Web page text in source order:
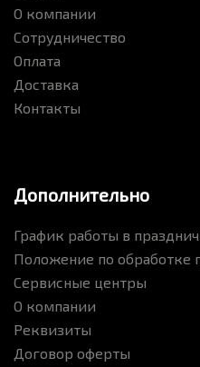
О компании
Сотрудничество
Оплата
Доставка
Контакты
Дополнительно
График работы в
Положение по обработке
Сервисные центры
О компании
Реквизиты
Договор оферты